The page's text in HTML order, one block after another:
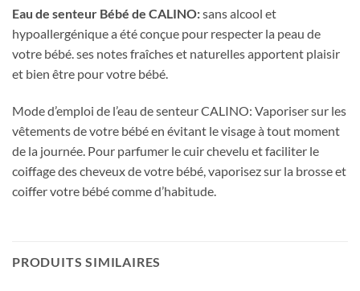
Eau de senteur Bébé de CALINO:sans alcool et
hypoallergénique a été conçue pour respecter la peau de
votre bébé. ses notes fraîches et naturelles apportent plaisir
et bien être pour votre bébé.
Mode d’emploi de l’eau de senteur CALINO: Vaporiser sur les
vêtements de votre bébé en évitant le visage à tout moment
de la journée. Pour parfumer le cuir chevelu et faciliter le
coiffage des cheveux de votre bébé, vaporisez sur la brosse et
coiffer votre bébé comme d’habitude.
PRODUITS SIMILAIRES